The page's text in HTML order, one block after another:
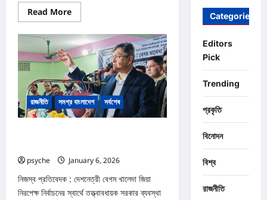
Read MoreRead
more
সাগরে
জলদস্যুর
কবল
থেকে
৯
জেলে
উদ্ধার,
ডাকাত
আটক
রাজনীতি সমগ্র বাংলাদেশ সর্বশেষ
psyche
January 6, 2026
নিজস্ব প্রতিবেদক : দেশনেত্রী বেগম খালেদা জিয়া
নিরপেক্ষ নির্বাচনের স্বার্থে তত্ত্বাবধায়ক সরকার ব্যবস্থা
Categories
Editors
Pick
Trending
প্রকৃতি
বিনোদন
বিশ্ব
রাজনীতি